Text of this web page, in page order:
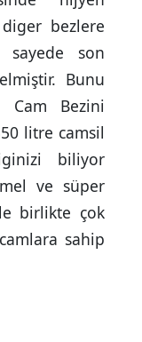
bezlere
son
Bunu
Cam Bezini
litre camsil
biliyor
ve süper
birlikte çok
sahip